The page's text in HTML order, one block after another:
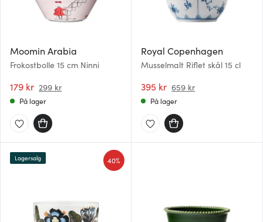
Moomin Arabia
Frokostbolle 15 cm Ninni
179 kr 299 kr
På lager
Royal Copenhagen
Musselmalt Riflet skål 15 cl
395 kr 659 kr
På lager
40%
Lagersalg